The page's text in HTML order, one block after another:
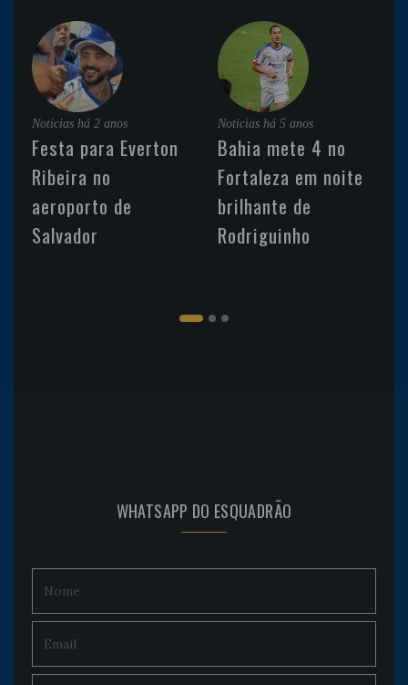
Noticias há 2 anos
Festa para Everton
Ribeira no
aeroporto de
Salvador
Noticias há 5 anos
Bahia mete 4 no
Fortaleza em noite
brilhante de
Rodriguinho
WHATSAPP DO ESQUADRÃO